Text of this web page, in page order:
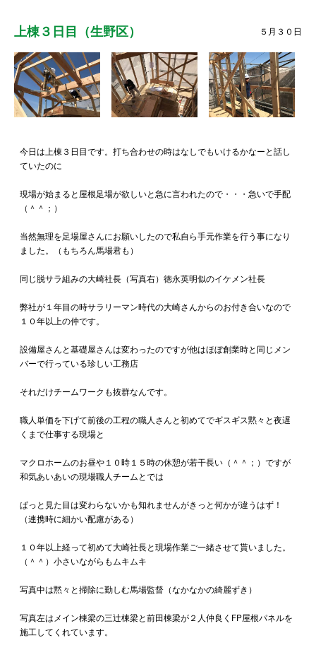
上棟３日目（生野区） ５月３０日
今日は上棟３日目です。打ち合わせの時はなしでもいけるかなーと話し
ていたのに
現場が始まると屋根足場が欲しいと急に言われたので・・・急いで手配
（＾＾；）
当然無理を足場屋さんにお願いしたので私自ら手元作業を行う事になり
ました。（もちろん馬場君も）
同じ脱サラ組みの大崎社長（写真右）徳永英明似のイケメン社長
弊社が１年目の時サラリーマン時代の大崎さんからのお付き合いなので
１０年以上の仲です。
設備屋さんと基礎屋さんは変わったのですが他はほぼ創業時と同じメン
バーで行っている珍しい工務店
それだけチームワークも抜群なんです。
職人単価を下げて前後の工程の職人さんと初めてでギスギス黙々と夜遅
くまで仕事する現場と
マクロホームのお昼や１０時１５時の休憩が若干長い（＾＾；）ですが
和気あいあいの現場職人チームとでは
ぱっと見た目は変わらないかも知れませんがきっと何かが違うはず！
（連携時に細かい配慮がある）
１０年以上経って初めて大崎社長と現場作業ご一緒させて貰いました。
（＾＾）小さいながらもムキムキ
写真中は黙々と掃除に勤しむ馬場監督（なかなかの綺麗ずき）
写真左はメイン棟梁の三辻棟梁と前田棟梁が２人仲良くFP屋根パネルを
施工してくれています。